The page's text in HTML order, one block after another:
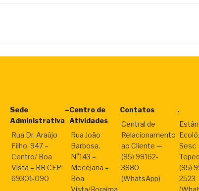
Sede
Administrativa
Rua Dr. Araújo
Filho, 947 –
Centro/ Boa
Vista – RR CEP:
69301-090
–Centro de
Atividades
Rua João
Barbosa,
N°143 –
Mecejana –
Boa
Vista/Roraima
Contatos
Central de
Relacionamento
ao Cliente —
(95) 99162-
3980
(WhatsApp)
.
Sesc
(95)
2523